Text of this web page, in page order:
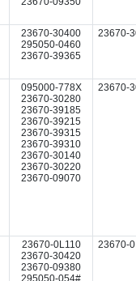
23670-30400
295050-0460
23670-39365
23670-
095000-778X
23670-30280
23670-39185
23670-39215
23670-39315
23670-39310
23670-30140
23670-30220
23670-09070
23670-
23670-0L110
23670-30420
23670-09380
295050-054#
23670-